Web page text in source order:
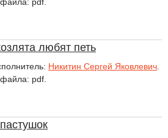
любят петь
Никитин Сергей Яковлевич
pdf.